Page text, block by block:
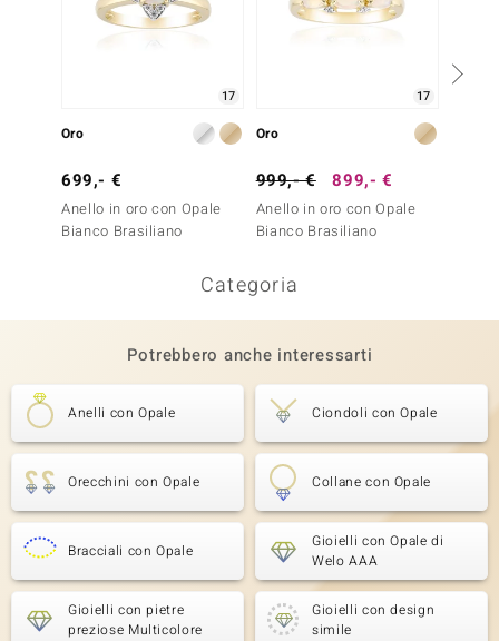
17
Oro
699,- €
Anello in oro con Opale
Bianco Brasiliano
17
Oro
999,- € 899,- €
Anello in oro con Opale
Bianco Brasiliano
Categoria
Potrebbero anche interessarti
Anelli con Opale Ciondoli con Opale
Orecchini con Opale Collane con Opale
Bracciali con Opale
Gioielli con Opale di
Welo AAA
Gioielli con pietre
preziose Multicolore
Gioielli con design
simile